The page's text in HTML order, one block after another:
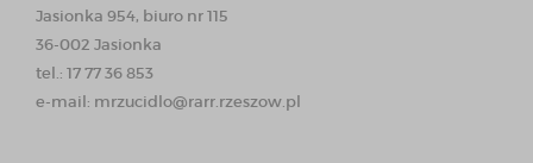
Jasionka 954, biuro nr 115
36-002 Jasionka
tel.: 17 77 36 853
e-mail: mrzucidlo@rarr.rzeszow.pl